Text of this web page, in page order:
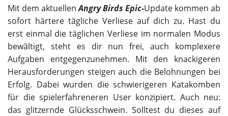
Mit dem aktuellenAngry Birds Epic-Update kommen ab
sofort härtere tägliche Verliese auf dich zu. Hast du
erst einmal die täglichen Verliese im normalen Modus
bewältigt, steht es dir nun frei, auch komplexere
Aufgaben entgegenzunehmen. Mit den knackigeren
Herausforderungen steigen auch die Belohnungen bei
Erfolg. Dabei wurden die schwierigeren Katakomben
für die spielerfahreneren User konzipiert. Auch neu:
das glitzernde Glücksschwein. Solltest du dieses auf